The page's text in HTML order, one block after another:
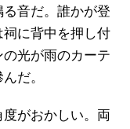
音だ。誰かが登
に背中を押し付
光が雨のカーテ
だ。
がおかしい。両